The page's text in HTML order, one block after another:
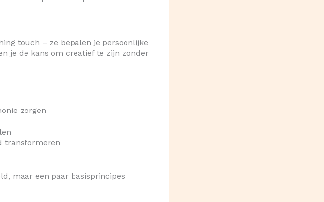
touch – ze bepalen je persoonlijke
je de kans om creatief te zijn zonder
zorgen
transformeren
maar een paar basisprincipes